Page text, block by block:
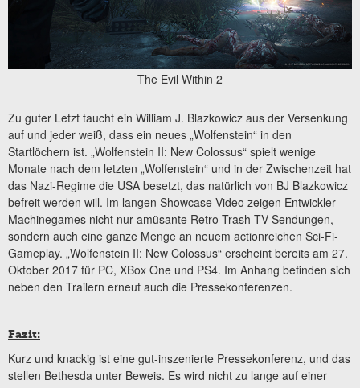
The Evil Within 2
Zu guter Letzt taucht ein William J. Blazkowicz aus der Versenkung
auf und jeder weiß, dass ein neues „Wolfenstein“ in den
Startlöchern ist. „Wolfenstein II: New Colossus“ spielt wenige
Monate nach dem letzten „Wolfenstein“ und in der Zwischenzeit hat
das Nazi-Regime die USA besetzt, das natürlich von BJ Blazkowicz
befreit werden will. Im langen Showcase-Video zeigen Entwickler
Machinegames nicht nur amüsante Retro-Trash-TV-Sendungen,
sondern auch eine ganze Menge an neuem actionreichen Sci-Fi-
Gameplay. „Wolfenstein II: New Colossus“ erscheint bereits am 27.
Oktober 2017 für PC, XBox One und PS4. Im Anhang befinden sich
neben den Trailern erneut auch die Pressekonferenzen.
Fazit:
Kurz und knackig ist eine gut-inszenierte Pressekonferenz, und das
stellen Bethesda unter Beweis. Es wird nicht zu lange auf einer